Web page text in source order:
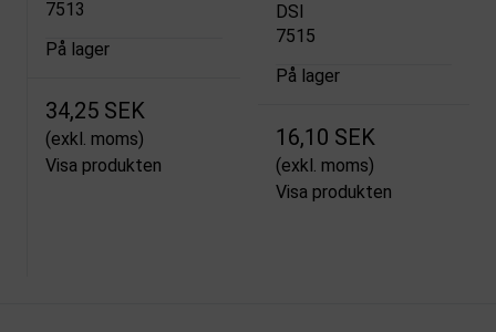
7513
På lager
34,25 SEK
(exkl. moms)
Visa produkten
DSI
7515
På lager
16,10 SEK
(exkl. moms)
Visa produkten